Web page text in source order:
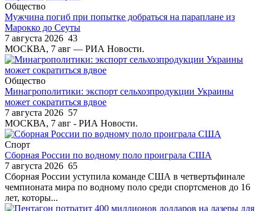
Общество
Мужчина погиб при попытке добраться на параплане из
Марокко до Сеуты
7 августа 2026 43
МОСКВА, 7 авг — РИА Новости.
Общество
Минагрополитики: экспорт сельхозпродукции Украины
может сократиться вдвое
7 августа 2026 57
МОСКВА, 7 авг - РИА Новости.
Спорт
Сборная России по водному поло проиграла США
7 августа 2026 65
Сборная России уступила команде США в четвертьфинале
чемпионата мира по водному поло среди спортсменов до 16
лет, которы...